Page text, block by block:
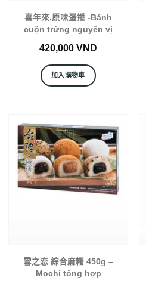
喜年來,原味蛋捲 -Bánh
cuộn trứng nguyên vị
420,000 VND
加入購物車
雪之恋 綜合麻糬 450g –
Mochi tổng hợp